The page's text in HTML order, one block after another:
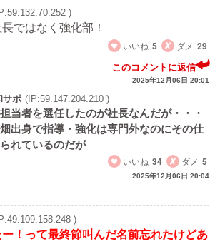
)
ではなく強化部！
いいね 5 ダメ 29
このコメントに返信
2025年12月06日 20:01
サポ (IP:59.147.204.210 )
当者を選任したのが社長なんだが・・・
出身で指導・強化は専門外なのにその仕
れているのだが
いいね 34 ダメ 5
2025年12月06日 20:04
)
！って最終節叫んだ名前忘れたけどあ